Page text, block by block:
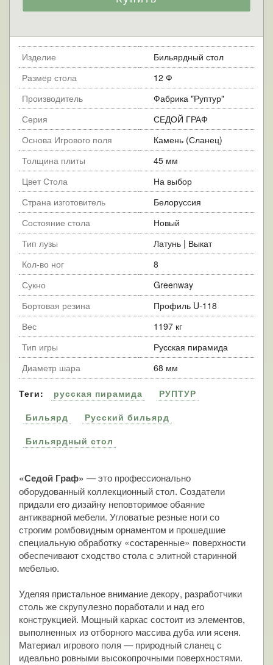
Изделие
Бильярдный стол
Размер стола
12 Ф
Производитель
Фабрика "Руптур"
Серия
СЕДОЙ ГРАФ
Основа Игрового поля
Камень (Сланец)
Толщина плиты
45 мм
Цвет Стола
На выбор
Страна изготовитель
Белоруссия
Состояние стола
Новый
Тип лузы
Латунь | Выкат
Кол-во ног
8
Сукно
Greenway
Бортовая резина
Профиль U-118
Вес
1197 кг
Тип игры
Русская пирамида
Диаметр шара
68 мм
Теги: русская пирамида
РУПТУР
Бильярд
Русский бильярд
Бильярдный стол
«Седой Граф» — это профессионально
оборудованный коллекционный стол. Создатели
придали его дизайну неповторимое обаяние
антикварной мебели. Угловатые резные ноги со
строгим ромбовидным орнаментом и прошедшие
специальную обработку «состаренные» поверхности
обеспечивают сходство стола с элитной старинной
мебелью.
Уделяя пристальное внимание декору, разработчики
столь же скрупулезно поработали и над его
конструкцией. Мощный каркас состоит из элементов,
выполненных из отборного массива дуба или ясеня.
Материал игрового поля — природный сланец с
идеально ровными высокопрочными поверхностями.